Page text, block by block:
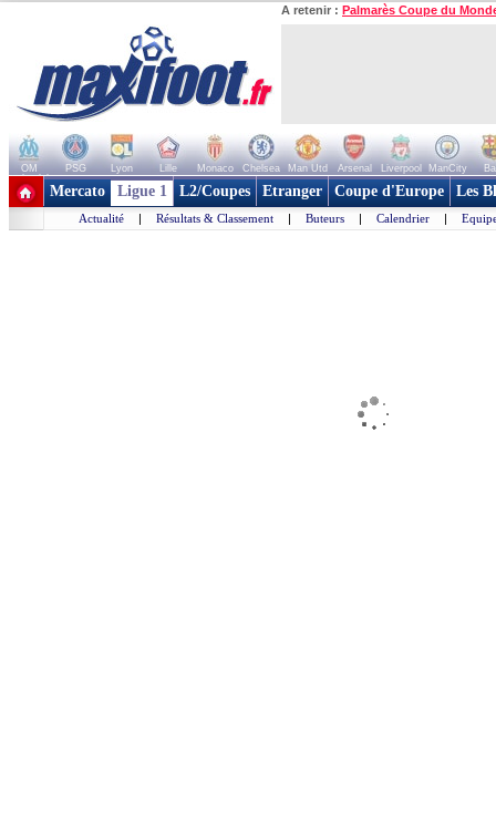
A retenir : Palmarès Coupe du
OM PSG Lyon Lille Monaco Chelsea Man Utd Arsenal Liverpool ManCity
+ de clubs
Mercato Ligue 1 L2/Coupes Etranger Coupe d'Europe Les
Actualité | Résultats & Classement | Buteurs | Calendrier |